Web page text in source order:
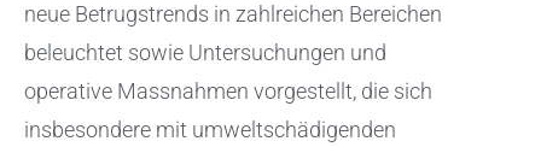
neue Betrugstrends in zahlreichen Bereichen
beleuchtet sowie Untersuchungen und
operative Massnahmen vorgestellt, die sich
insbesondere mit umweltschädigenden